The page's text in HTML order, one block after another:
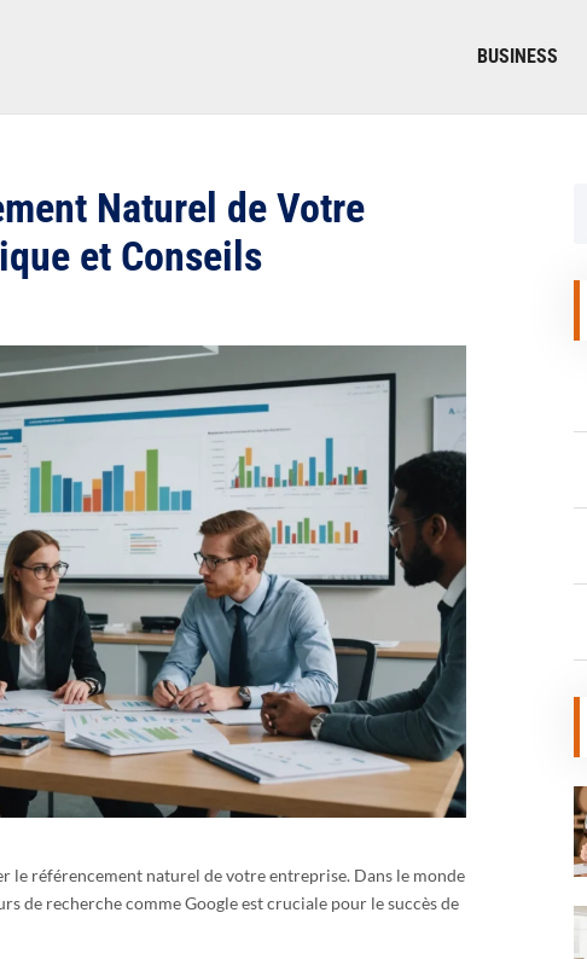
BUSINESS
Naturel de Votre
et Conseils
le référencement naturel de votre entreprise. Dans le monde
de recherche comme Google est cruciale pour le succès de